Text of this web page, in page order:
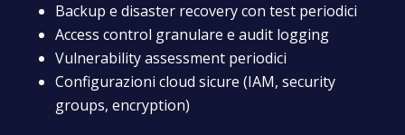
Backup e disaster recovery con test periodici
Access control granulare e audit logging
Vulnerability assessment periodici
Configurazioni cloud sicure (IAM, security
groups, encryption)